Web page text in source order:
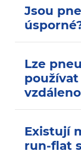
Jsou
Lze
Existují
run-flat